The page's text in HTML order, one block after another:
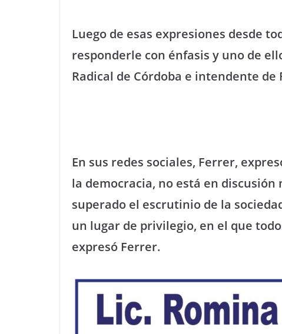
Luego de esas expresiones desde
responderle con énfasis y uno de
Radical de Córdoba e intendente de
En sus redes sociales, Ferrer,
la democracia, no está en
superado el escrutinio de la
un lugar de privilegio, en el que
expresó Ferrer.